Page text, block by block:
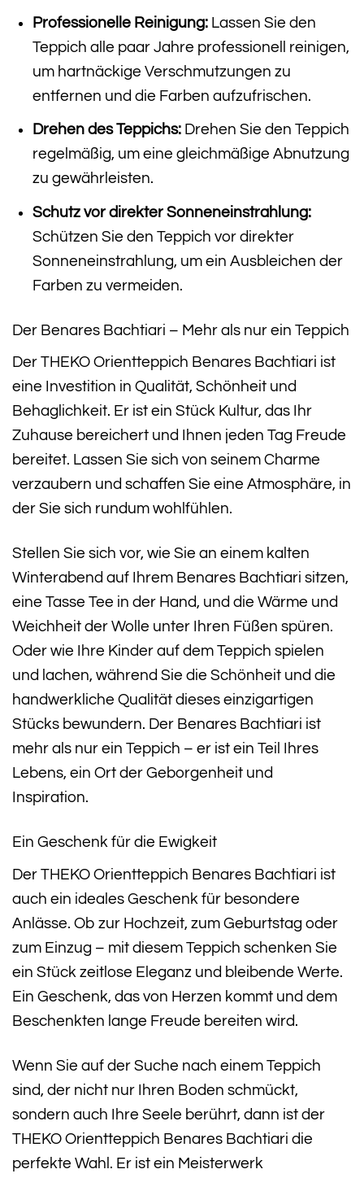
Professionelle Reinigung:Lassen Sie den
Teppich alle paar Jahre professionell reinigen,
um hartnäckige Verschmutzungen zu
entfernen und die Farben aufzufrischen.
Drehen des Teppichs:Drehen Sie den Teppich
regelmäßig, um eine gleichmäßige Abnutzung
zu gewährleisten.
Schutz vor direkter Sonneneinstrahlung:
Schützen Sie den Teppich vor direkter
Sonneneinstrahlung, um ein Ausbleichen der
Farben zu vermeiden.
Der Benares Bachtiari – Mehr als nur ein Teppich
Der THEKO Orientteppich Benares Bachtiari ist
eine Investition in Qualität, Schönheit und
Behaglichkeit. Er ist ein Stück Kultur, das Ihr
Zuhause bereichert und Ihnen jeden Tag Freude
bereitet. Lassen Sie sich von seinem Charme
verzaubern und schaffen Sie eine Atmosphäre, in
der Sie sich rundum wohlfühlen.
Stellen Sie sich vor, wie Sie an einem kalten
Winterabend auf Ihrem Benares Bachtiari sitzen,
eine Tasse Tee in der Hand, und die Wärme und
Weichheit der Wolle unter Ihren Füßen spüren.
Oder wie Ihre Kinder auf dem Teppich spielen
und lachen, während Sie die Schönheit und die
handwerkliche Qualität dieses einzigartigen
Stücks bewundern. Der Benares Bachtiari ist
mehr als nur ein Teppich – er ist ein Teil Ihres
Lebens, ein Ort der Geborgenheit und
Inspiration.
Ein Geschenk für die Ewigkeit
Der THEKO Orientteppich Benares Bachtiari ist
auch ein ideales Geschenk für besondere
Anlässe. Ob zur Hochzeit, zum Geburtstag oder
zum Einzug – mit diesem Teppich schenken Sie
ein Stück zeitlose Eleganz und bleibende Werte.
Ein Geschenk, das von Herzen kommt und dem
Beschenkten lange Freude bereiten wird.
Wenn Sie auf der Suche nach einem Teppich
sind, der nicht nur Ihren Boden schmückt,
sondern auch Ihre Seele berührt, dann ist der
THEKO Orientteppich Benares Bachtiari die
perfekte Wahl. Er ist ein Meisterwerk